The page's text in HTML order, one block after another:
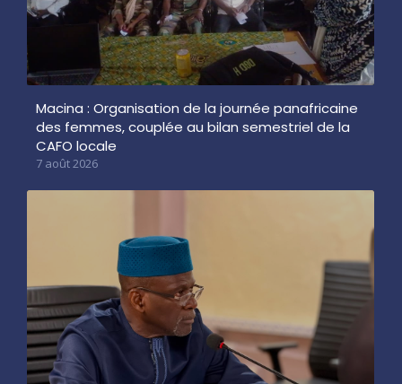
Macina : Organisation de la journée panafricaine
des femmes, couplée au bilan semestriel de la
CAFO locale
7 août 2026